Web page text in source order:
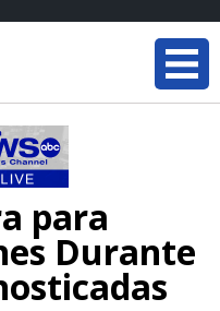
para
Durante